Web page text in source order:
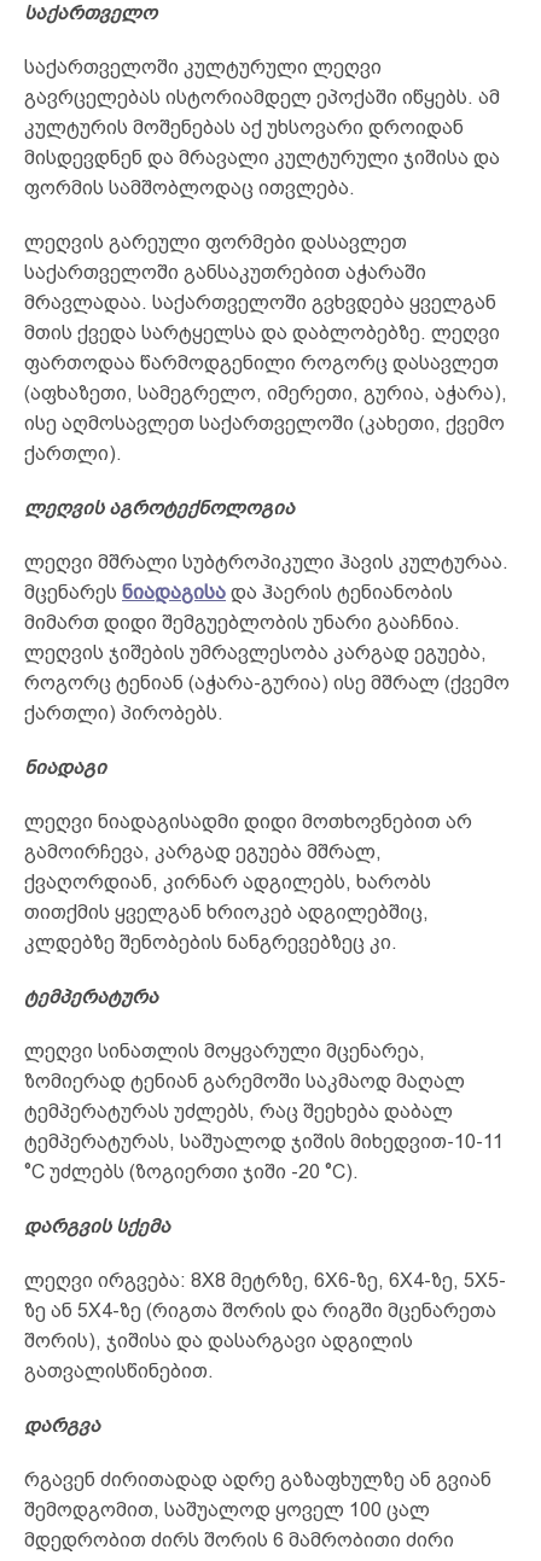
საქართველო
საქართველოში კულტურული ლეღვი
გავრცელებას ისტორიამდელ ეპოქაში იწყებს. ამ
კულტურის მოშენებას აქ უხსოვარი დროიდან
მისდევდნენ და მრავალი კულტურული ჯიშისა და
ფორმის სამშობლოდაც ითვლება.
ლეღვის გარეული ფორმები დასავლეთ
საქართველოში განსაკუთრებით აჭარაში
მრავლადაა. საქართველოში გვხვდება ყველგან
მთის ქვედა სარტყელსა და დაბლობებზე. ლეღვი
ფართოდაა წარმოდგენილი როგორც დასავლეთ
(აფხაზეთი, სამეგრელო, იმერეთი, გურია, აჭარა),
ისე აღმოსავლეთ საქართველოში (კახეთი, ქვემო
ქართლი).
ლეღვის აგროტექნოლოგია
ლეღვი მშრალი სუბტროპიკული ჰავის კულტურაა.
მცენარეს ნიადაგისა და ჰაერის ტენიანობის
მიმართ დიდი შემგუებლობის უნარი გააჩნია.
ლეღვის ჯიშების უმრავლესობა კარგად ეგუება,
როგორც ტენიან (აჭარა-გურია) ისე მშრალ (ქვემო
ქართლი) პირობებს.
ნიადაგი
ლეღვი ნიადაგისადმი დიდი მოთხოვნებით არ
გამოირჩევა, კარგად ეგუება მშრალ,
ქვაღორდიან, კირნარ ადგილებს, ხარობს
თითქმის ყველგან ხრიოკებ ადგილებშიც,
კლდებზე შენობების ნანგრევებზეც კი.
ტემპერატურა
ლეღვი სინათლის მოყვარული მცენარეა,
ზომიერად ტენიან გარემოში საკმაოდ მაღალ
ტემპერატურას უძლებს, რაც შეეხება დაბალ
ტემპერატურას, საშუალოდ ჯიშის მიხედვით-10-11
°C უძლებს (ზოგიერთი ჯიში -20 °C).
დარგვის სქემა
ლეღვი ირგვება: 8X8 მეტრზე, 6X6-ზე, 6X4-ზე, 5X5-
ზე ან 5X4-ზე (რიგთა შორის და რიგში მცენარეთა
შორის), ჯიშისა და დასარგავი ადგილის
გათვალისწინებით.
დარგვა
რგავენ ძირითადად ადრე გაზაფხულზე ან გვიან
შემოდგომით, საშუალოდ ყოველ 100 ცალ
მდედრობით ძირს შორის 6 მამრობითი ძირი